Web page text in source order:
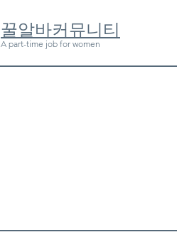
​꿀알바커뮤니티
A part-time job for women